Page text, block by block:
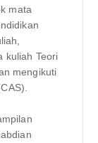
mata
kuliah Teori
mengikuti